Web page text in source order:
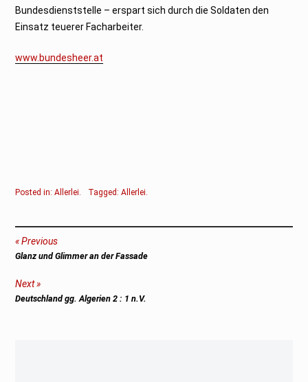
Bundesdienststelle – erspart sich durch die Soldaten den
Einsatz teuerer Facharbeiter.
www.bundesheer.at
Posted in:Allerlei. Tagged:Allerlei.
Beitragsnavigation
Previous
Previous
Glanz und Glimmer an der Fassade
Next
Next
Deutschland gg. Algerien 2 : 1 n.V.